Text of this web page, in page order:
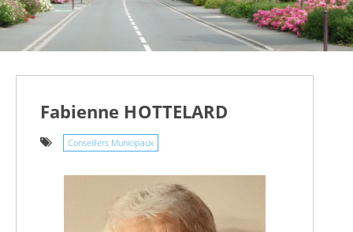
Fabienne HOTTELARD
Conseillers Municipaux